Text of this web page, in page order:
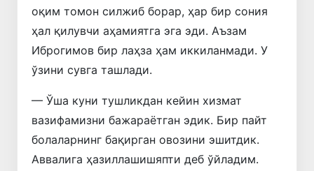
оқим томон силжиб борар, ҳар бир сония
ҳал қилувчи аҳамиятга эга эди. Аъзам
Иброгимов бир лаҳза ҳам иккиланмади. У
ўзини сувга ташлади.
— Ўша куни тушликдан кейин хизмат
вазифамизни бажараётган эдик. Бир пайт
болаларнинг бақирган овозини эшитдик.
Аввалига ҳазиллашишяпти деб ўйладим.